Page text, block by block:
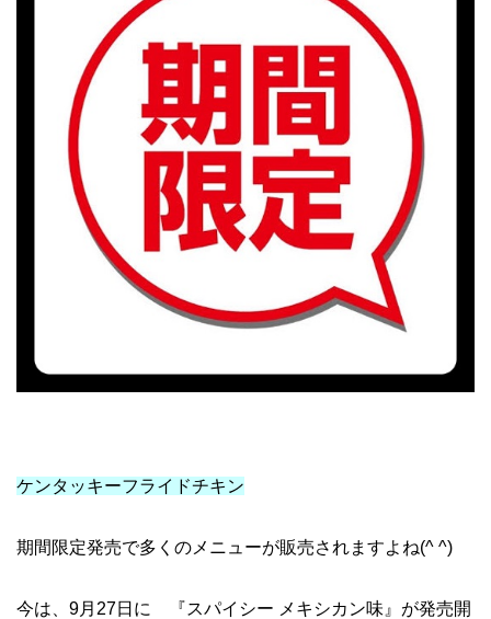
ケンタッキーフライドチキン
期間限定発売で多くのメニューが販売されますよね(^ ^)
今は、9月27日に 『スパイシー メキシカン味』が発売開